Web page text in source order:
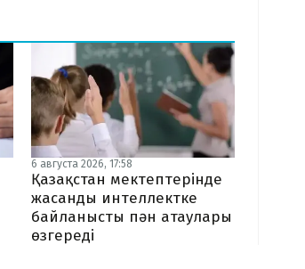
6 августа 2026, 17:58
Қазақстан мектептерінде
жасанды интеллектке
байланысты пән атаулары
өзгереді